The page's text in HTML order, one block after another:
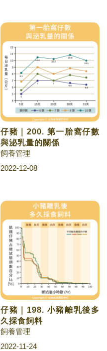
仔豬｜200. 第一胎窩仔數
與泌乳量的關係
飼養管理
2022-12-08
仔豬｜198. 小豬離乳後多
久採食飼料
飼養管理
2022-11-24